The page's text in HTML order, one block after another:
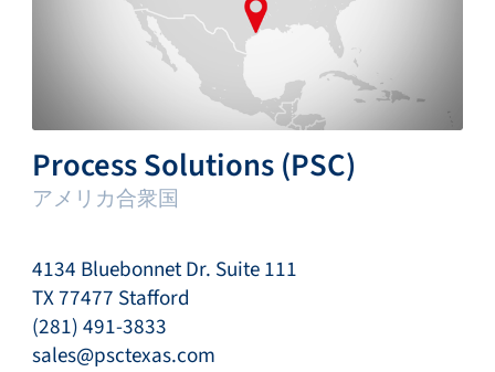
Process Solutions (PSC)
アメリカ合衆国
4134 Bluebonnet Dr. Suite 111
TX 77477 Stafford
(281) 491-3833
sales@psctexas.com